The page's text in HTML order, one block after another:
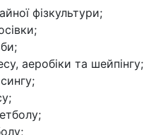
фізкультури;
аеробіки та шейпінгу;